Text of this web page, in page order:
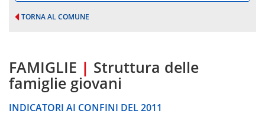
TORNA AL COMUNE
FAMIGLIE | Struttura delle
famiglie giovani
INDICATORI AI CONFINI DEL 2011